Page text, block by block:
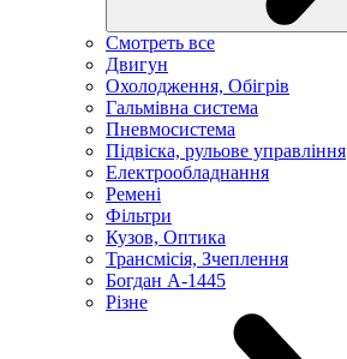
Смотреть все
Двигун
Охолодження, Обігрів
Гальмівна система
Пневмосистема
Підвіска, рульове управління
Електрообладнання
Ремені
Фільтри
Кузов, Оптика
Трансмісія, Зчеплення
Богдан А-1445
Різне